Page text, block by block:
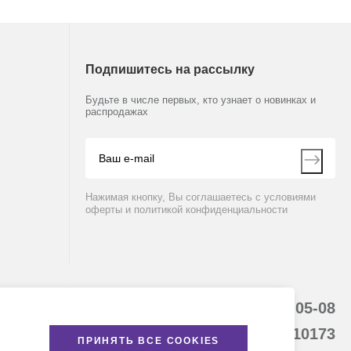
Подпишитесь на рассылку
Будьте в числе первых, кто узнает о новинках и
распродажах
Нажимая кнопку, Вы соглашаетесь с условиями
оферты и политикой конфиденциальности
8 (800) 234-05-08
(+374 94) 010173
ПРИНЯТЬ ВСЕ COOKIES